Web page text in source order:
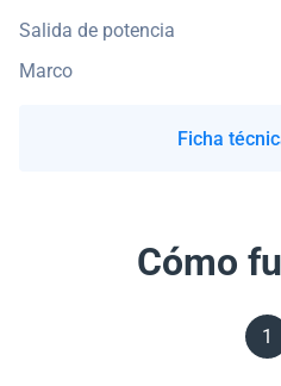
Salida de potencia
Marco
Ficha
Cómo
1